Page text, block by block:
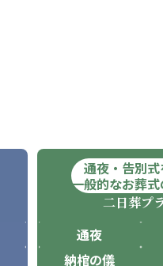
通夜・告別式
一般的なお葬
二日葬プ
通夜
納棺の儀